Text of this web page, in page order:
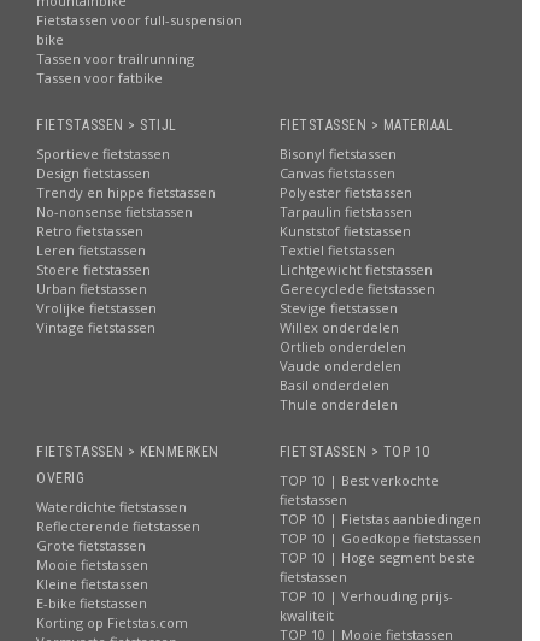
Fietstassen voor full-suspension
bike
Tassen voor trailrunning
Tassen voor fatbike
FIETSTASSEN > STIJL
Sportieve fietstassen
Design fietstassen
Trendy en hippe fietstassen
No-nonsense fietstassen
Retro fietstassen
Leren fietstassen
Stoere fietstassen
Urban fietstassen
Vrolijke fietstassen
Vintage fietstassen
FIETSTASSEN > MATERIAAL
Bisonyl fietstassen
Canvas fietstassen
Polyester fietstassen
Tarpaulin fietstassen
Kunststof fietstassen
Textiel fietstassen
Lichtgewicht fietstassen
Gerecyclede fietstassen
Stevige fietstassen
Willex onderdelen
Ortlieb onderdelen
Vaude onderdelen
Basil onderdelen
Thule onderdelen
FIETSTASSEN > KENMERKEN
OVERIG
Waterdichte fietstassen
Reflecterende fietstassen
Grote fietstassen
Mooie fietstassen
Kleine fietstassen
E-bike fietstassen
Korting op Fietstas.com
FIETSTASSEN > TOP 10
TOP 10 | Best verkochte
fietstassen
TOP 10 | Fietstas aanbiedingen
TOP 10 | Goedkope fietstassen
TOP 10 | Hoge segment beste
fietstassen
TOP 10 | Verhouding prijs-
kwaliteit
TOP 10 | Mooie fietstassen